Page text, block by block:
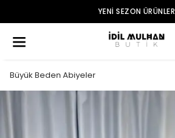
YENI SEZON ÜRÜNLER
Büyük Beden Abiyeler